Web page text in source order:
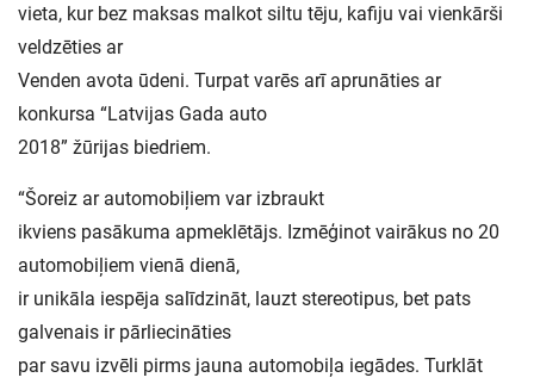
vieta, kur bez maksas malkot siltu tēju, kafiju vai vienkārši
veldzēties ar
Venden avota ūdeni. Turpat varēs arī aprunāties ar
konkursa “Latvijas Gada auto
2018” žūrijas biedriem.
“Šoreiz ar automobiļiem var izbraukt
ikviens pasākuma apmeklētājs. Izmēģinot vairākus no 20
automobiļiem vienā dienā,
ir unikāla iespēja salīdzināt, lauzt stereotipus, bet pats
galvenais ir pārliecināties
par savu izvēli pirms jauna automobiļa iegādes. Turklāt